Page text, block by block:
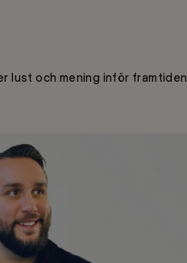
lust och mening inför framtiden